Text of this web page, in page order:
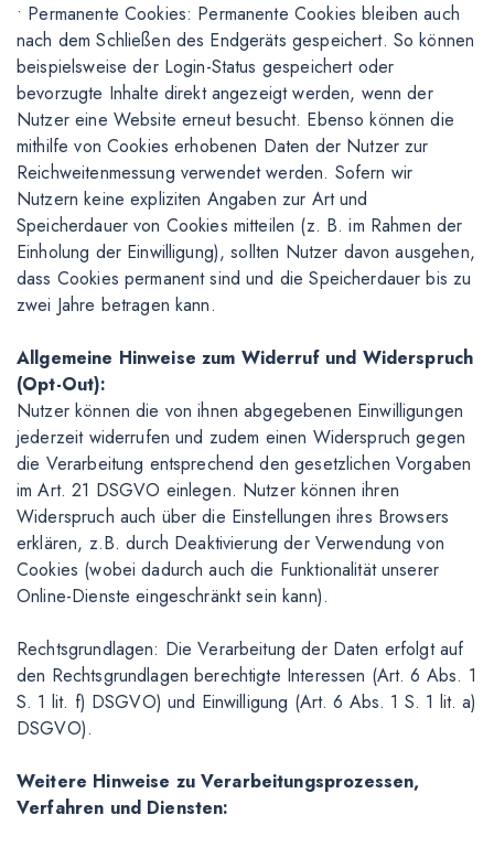
• Permanente Cookies: Permanente Cookies bleiben auch
nach dem Schließen des Endgeräts gespeichert. So können
beispielsweise der Login-Status gespeichert oder
bevorzugte Inhalte direkt angezeigt werden, wenn der
Nutzer eine Website erneut besucht. Ebenso können die
mithilfe von Cookies erhobenen Daten der Nutzer zur
Reichweitenmessung verwendet werden. Sofern wir
Nutzern keine expliziten Angaben zur Art und
Speicherdauer von Cookies mitteilen (z. B. im Rahmen der
Einholung der Einwilligung), sollten Nutzer davon ausgehen,
dass Cookies permanent sind und die Speicherdauer bis zu
zwei Jahre betragen kann.
Allgemeine Hinweise zum Widerruf und Widerspruch
(Opt-Out):
Nutzer können die von ihnen abgegebenen Einwilligungen
jederzeit widerrufen und zudem einen Widerspruch gegen
die Verarbeitung entsprechend den gesetzlichen Vorgaben
im Art. 21 DSGVO einlegen. Nutzer können ihren
Widerspruch auch über die Einstellungen ihres Browsers
erklären, z.B. durch Deaktivierung der Verwendung von
Cookies (wobei dadurch auch die Funktionalität unserer
Online-Dienste eingeschränkt sein kann).
Rechtsgrundlagen: Die Verarbeitung der Daten erfolgt auf
den Rechtsgrundlagen berechtigte Interessen (Art. 6 Abs. 1
S. 1 lit. f) DSGVO) und Einwilligung (Art. 6 Abs. 1 S. 1 lit. a)
DSGVO).
Weitere Hinweise zu Verarbeitungsprozessen,
Verfahren und Diensten: